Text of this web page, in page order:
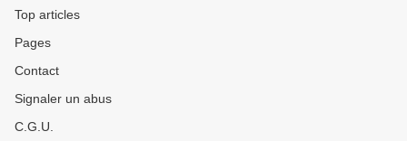
Top articles
Pages
Contact
Signaler un abus
C.G.U.